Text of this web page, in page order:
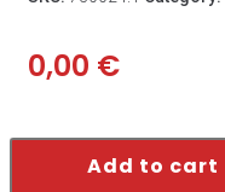
0,00 €
Add to cart